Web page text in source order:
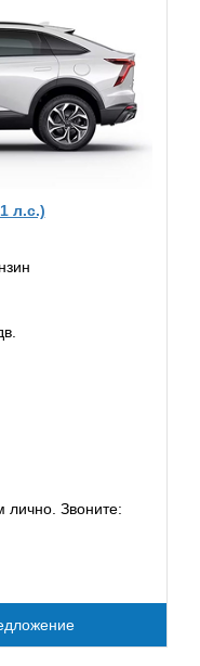
л.с.)
лично. Звоните: